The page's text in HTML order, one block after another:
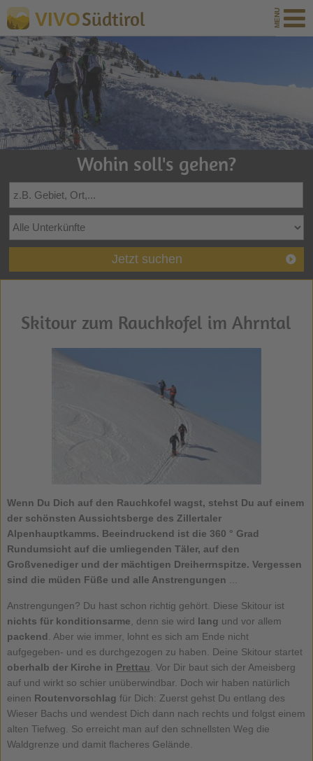
VIVOSüdtirol
Wohin soll's gehen?
Jetzt suchen
Skitour zum Rauchkofel im Ahrntal
Wenn Du Dich auf den Rauchkofel wagst, stehst Du auf einem
der schönsten Aussichtsberge des Zillertaler
Alpenhauptkamms. Beeindruckend ist die 360 ° Grad
Rundumsicht auf die umliegenden Täler, auf den
Großvenediger und der mächtigen Dreiherrnspitze. Vergessen
sind die müden Füße und alle Anstrengungen
Anstrengungen? Du hast schon richtig gehört. Diese Skitour ist
nichts für konditionsarme , denn sie wird lang und vor allem
packend . Aber wie immer, lohnt es sich am Ende nicht
aufgegeben- und es durchgezogen zu haben. Deine Skitour startet
oberhalb der Kirche in Prettau . Vor Dir baut sich der Ameisberg
auf und wirkt so schier unüberwindbar. Doch wir haben natürlich
einen Routenvorschlag für Dich: Zuerst gehst Du entlang des
Wieser Bachs und wendest Dich dann nach rechts und folgst einem
alten Tiefweg. So erreicht man auf den schnellsten Weg die
Waldgrenze und damit flacheres Gelände.